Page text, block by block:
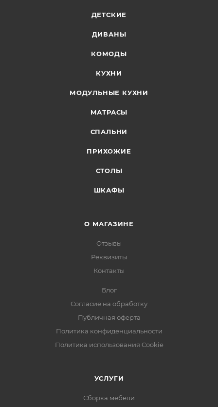
ДЕТСКИЕ
ДИВАНЫ
КОМОДЫ
КУХНИ
МОДУЛЬНЫЕ КУХНИ
МАТРАСЫ
СПАЛЬНИ
ПРИХОЖИЕ
СТОЛЫ
ШКАФЫ
О МАГАЗИНЕ
Отзывы
Реквизиты
Контакты
Блог
Согласие на обработку
Публичная оферта
Политика конфиденциальности
Политика использования Cookie
УСЛУГИ
Сборка мебели